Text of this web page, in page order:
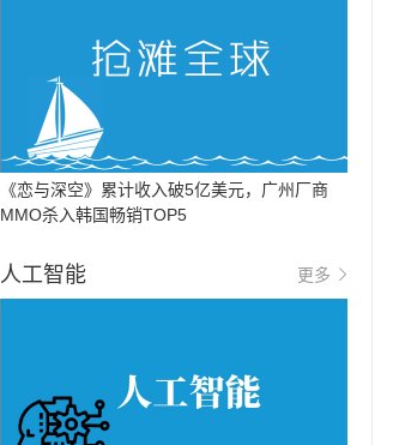
《恋与深空》累计收入破5亿美元，广州厂商
MMO杀入韩国畅销TOP5
人工智能 更多